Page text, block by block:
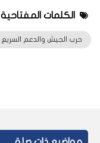
الكلمات المفتاحية
حرب الجيش والدعم السريع